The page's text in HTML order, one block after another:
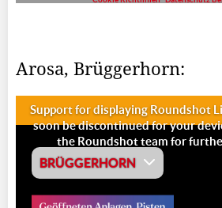
Arosa, Brüggerhorn: